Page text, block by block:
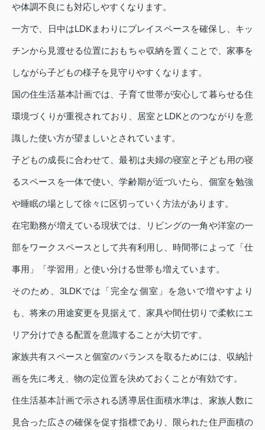
や体調不良にも対応しやすくなります。
一方で、日中はLDKまわりにプレイスペースを確保し、キッ
チンから見渡せる位置におもちゃ収納を置くことで、家事を
しながら子どもの様子を見守りやすくなります。
国の住生活基本計画では、子育て世帯が安心して暮らせる住
環境づくりが重視されており、居室とLDKとのつながりを意
識した使い方が望ましいとされています。
子どもの成長に合わせて、最初は夫婦の寝室と子ども用の寝
るスペースを一体で使い、学齢期が近づいたら、個室を勉強
や睡眠の場として徐々に区切っていく方法があります。
在宅勤務が増えている現状では、リビングの一角や洋室の一
部をワークスペースとして共有利用し、時間帯によって「仕
事用」「学習用」と使い分ける世帯も増えています。
そのため、3LDKでは「完全な個室」を急いで増やすより
も、将来の用途変更を見据えて、家具や間仕切りで柔軟にエ
リア分けできる配置を意識することが大切です。
家族共有スペースと個室のバランスを取るためには、収納計
画を先に考え、物の定位置を決めておくことが有効です。
住生活基本計画で示される誘導居住面積水準は、家族人数に
見合った広さの確保を促す指標であり、限られた住戸面積の